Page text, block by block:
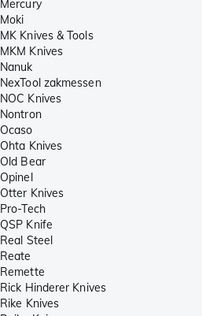
Mercury
Moki
MK Knives & Tools
MKM Knives
Nanuk
NexTool zakmessen
NOC Knives
Nontron
Ocaso
Ohta Knives
Old Bear
Opinel
Otter Knives
Pro-Tech
QSP Knife
Real Steel
Reate
Remette
Rick Hinderer Knives
Rike Knives